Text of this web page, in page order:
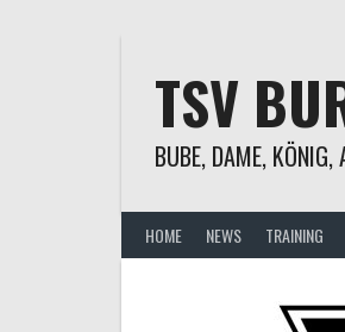
TSV
BUBE, DAME, KÖNIG,
HOME NEWS TRAINING